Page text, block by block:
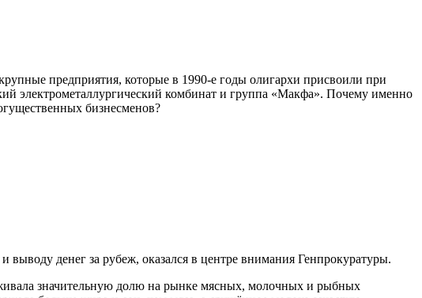
предприятия, которые в 1990-е годы олигархи присвоили при
электрометаллургический комбинат и группа «Макфа». Почему именно
бизнесменов?
денег за рубеж, оказался в центре внимания Генпрокуратуры.
значительную долю на рынке мясных, молочных и рыбных